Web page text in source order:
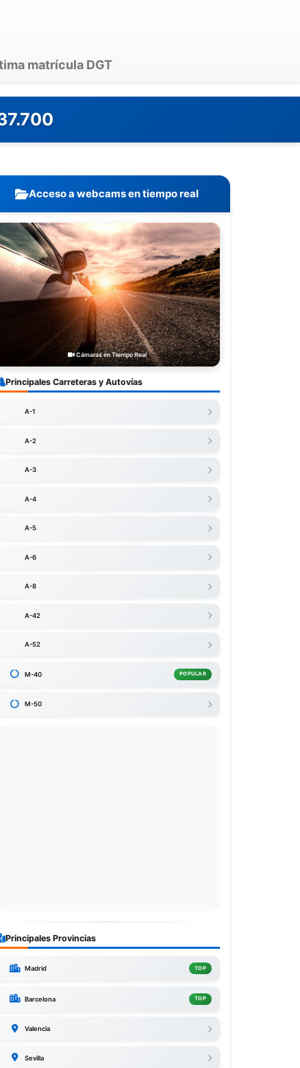
matrícula DGT
Acceso a webcams en tiempo real
Cámaras en Tiempo Real
Principales Carreteras y Autovías
A-1
A-2
A-3
A-4
A-5
A-6
A-8
A-42
A-52
M-40 POPULAR
M-50
Principales Provincias
Madrid TOP
Barcelona TOP
Valencia
Sevilla